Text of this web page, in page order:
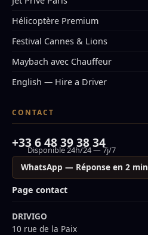
Hélicoptère Premium
Festival Cannes & Lions
Maybach avec Chauffeur
English — Hire a Driver
CONTACT
+33 6 48 39 38 34
Disponible 24h/24 — 7j/7
WhatsApp — Réponse en 2 min
Page contact
DRIVIGO
10 rue de la Paix